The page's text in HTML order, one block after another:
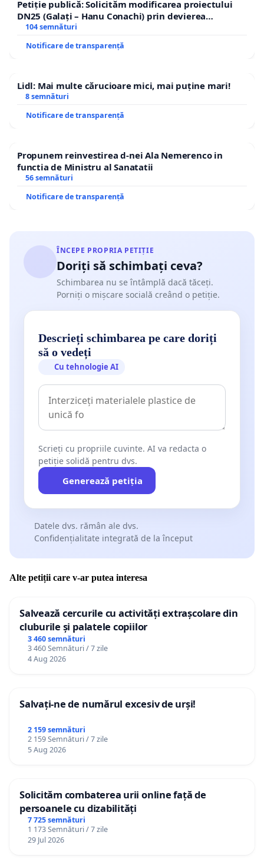
Petiție publică: Solicităm modificarea proiectului
DN25 (Galați – Hanu Conachi) prin devierea
traseului în afara localităților!
104 semnături
Notificare de transparență
Lidl: Mai multe cărucioare mici, mai puține mari!
8 semnături
Notificare de transparență
Propunem reinvestirea d-nei Ala Nemerenco in
functia de Ministru al Sanatatii
56 semnături
Notificare de transparență
ÎNCEPE PROPRIA PETIȚIE
Doriți să schimbați ceva?
Schimbarea nu se întâmplă dacă tăceți.
Porniți o mișcare socială creând o petiție.
Descrieți schimbarea pe care doriți
să o vedeți
Cu tehnologie AI
Scrieți cu propriile cuvinte. AI va redacta o
petiție solidă pentru dvs.
Generează petiția
Datele dvs. rămân ale dvs.
Confidențialitate integrată de la început
Alte petiții care v-ar putea interesa
Salvează cercurile cu activități extrașcolare din
cluburile și palatele copiilor
3 460 semnături
3 460 Semnături / 7 zile
4 Aug 2026
Salvați-ne de numărul excesiv de urși!
2 159 semnături
2 159 Semnături / 7 zile
5 Aug 2026
Solicităm combaterea urii online față de
persoanele cu dizabilități
7 725 semnături
1 173 Semnături / 7 zile
29 Jul 2026